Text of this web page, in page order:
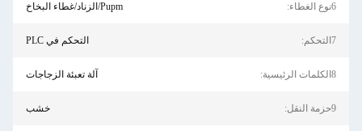
6نوع الغطاء: Pupm/الزناد/غطاء البخاخ
7التحكم: التحكم في PLC
8الكلمات الرئيسية: آلة تعبئة الزجاجات
9حزمة النقل: خشب